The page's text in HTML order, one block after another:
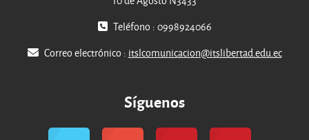
Teléfono : 0998924066
Correo electrónico : itslcomunicacion@itslibertad.edu.ec
Síguenos